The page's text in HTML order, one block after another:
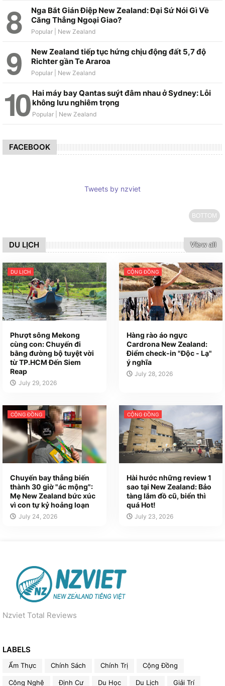
Nga Bắt Gián Điệp New Zealand: Đại Sứ Nói Gì Về
Căng Thẳng Ngoại Giao?
New Zealand tiếp tục hứng chịu động đất 5,7 độ
Richter gần Te Araroa
Hai máy bay Qantas suýt đâm nhau ở Sydney: Lỗi
không lưu nghiêm trọng
FACEBOOK
Tweets by nzviet
BOTTOM
DU LỊCH View all
DU LỊCH
Phượt sông Mekong
cùng con: Chuyến đi
bằng đường bộ tuyệt vời
từ TP.HCM Đến Siem
Reap
July 29, 2026
CỘNG ĐỒNG
Hàng rào áo ngực
Cardrona New Zealand:
Điểm check-in "Độc - Lạ"
ý nghĩa
July 28, 2026
CỘNG ĐỒNG
Chuyến bay thẳng biến
thành 30 giờ "ác mộng":
Mẹ New Zealand bức xúc
vì con tự kỷ hoảng loạn
July 24, 2026
CỘNG ĐỒNG
Hài hước những review 1
sao tại New Zealand: Bảo
tàng lắm đồ cũ, biển thì
quá Hot!
July 23, 2026
Nzviet Total Reviews
LABELS
Ẩm Thực Chính Sách Chính Trị Cộng Đồng
Công Nghệ Định Cư Du Học Du Lịch Giải Trí